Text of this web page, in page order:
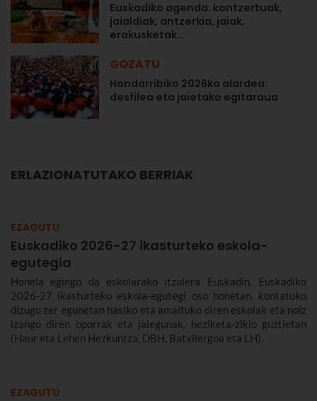
Euskadiko agenda: kontzertuak,
jaialdiak, antzerkia, jaiak,
erakusketak…
GOZATU
Hondarribiko 2026ko alardea:
desfilea eta jaietako egitaraua
ERLAZIONATUTAKO BERRIAK
EZAGUTU
Euskadiko 2026-27 ikasturteko eskola-
egutegia
Honela egingo da eskolarako itzulera Euskadin. Euskadiko
2026-27 ikasturteko eskola-egutegi oso honetan, kontatuko
dizugu zer egunetan hasiko eta amaituko diren eskolak eta noiz
izango diren oporrak eta jaiegunak, heziketa-ziklo guztietan
(Haur eta Lehen Hezkuntza, DBH, Batxilergoa eta LH).
EZAGUTU